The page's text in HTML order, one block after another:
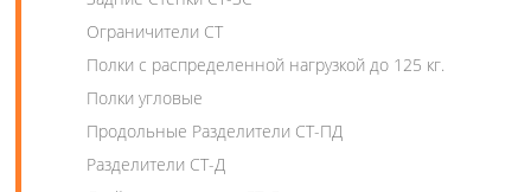
Ограничители СТ
Полки с распределенной нагрузкой до 125 кг.
Полки угловые
Продольные Разделители СТ-ПД
Разделители СТ-Д